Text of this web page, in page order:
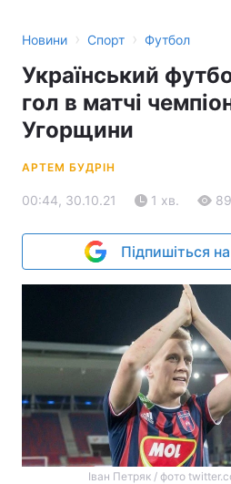
Новини › Спорт › Футбол
Український
гол в матчі
Угорщини
АРТЕМ БУДРІН
00:44, 30.10.21 1 хв.
Підпишіться
Іван Петряк / фото